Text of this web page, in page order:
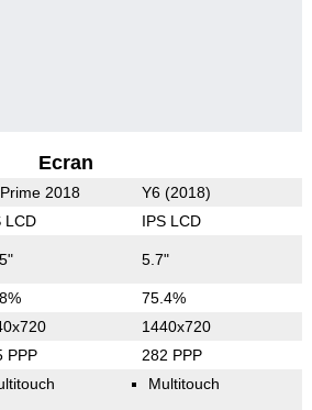
Ecran
2018 Y6 (2018)
LCD IPS LCD
5.7"
75.4%
1440x720
PPP 282 PPP
Multitouch